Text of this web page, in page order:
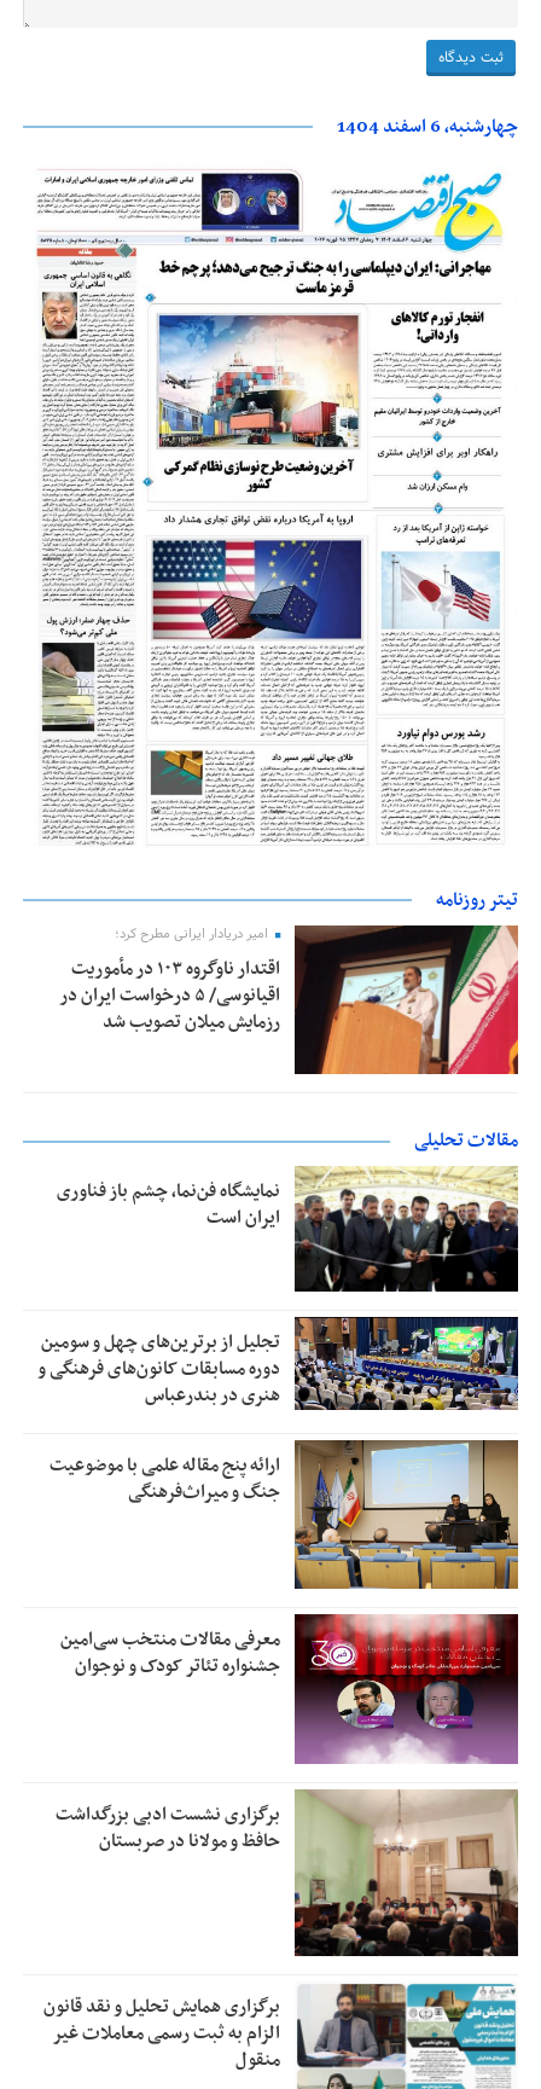
چهارشنبه، 6 اسفند 1404
تیتر روزنامه
امیر دریادار ایرانی مطرح کرد؛
اقتدار ناوگروه ۱۰۳ در مأموریت‌
اقیانوسی/ ۵ درخواست ایران در
رزمایش میلان تصویب شد
مقالات تحلیلی
نمایشگاه فن‌نما، چشم باز فناوری
ایران است
تجلیل از بر‌ترین‌های چهل و سومین
دوره مسابقات کانون‌های فرهنگی و
هنری در بندرعباس
ارائه پنج مقاله علمی با موضوعیت
جنگ و میراث‌فرهنگی
معرفی مقالات منتخب سی‌امین
جشنواره تئاتر کودک و نوجوان
برگزاری نشست ادبی بزرگداشت
حافظ و مولانا در صربستان
برگزاری همایش تحلیل و نقد قانون
الزام به ثبت رسمی معاملات غیر
منقول